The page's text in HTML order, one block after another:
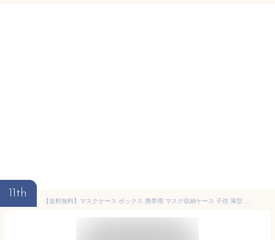
11th
【送料無料】マスクケース ボックス 携帯用 マスク収納ケース 子供 薄型 抗菌 おしゃれ マスク入れ マスクポーチ プラスチック コンパクト 持ち運び プレゼント メンズ レディース 男性 女性 雑貨